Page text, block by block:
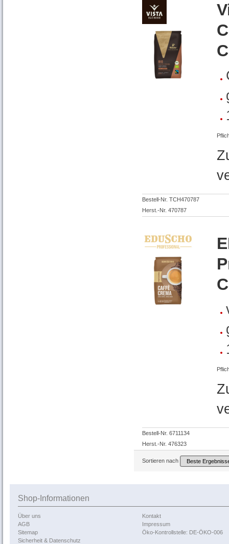
Bestell-Nr. TCH470787
Herst.-Nr. 470787
Bestell-Nr. 6711134
Herst.-Nr. 476323
Sortieren nach
Shop-Informationen
Über uns
AGB
Sitemap
Sicherheit & Datenschutz
Kontakt
Impressum
Öko-Kontrollstelle: DE-ÖKO-006